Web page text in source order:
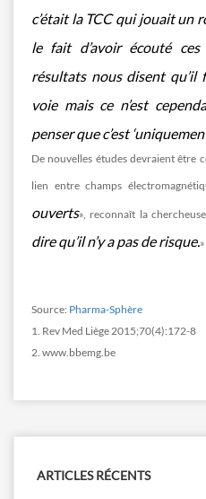
c’était la TCC qui jouait un
le fait d’avoir écouté ces
résultats nous disent
voie mais ce n’est
penser que c’est
De nouvelles études devraient être
lien entre champs
ouverts», reconnaît la
dire qu’il n’y a pas de risque.»
Source: Pharma-Sphère
1. Rev Med Liège 2015;70(4):172-8
2. www.bbemg.be
ARTICLES RÉCENTS